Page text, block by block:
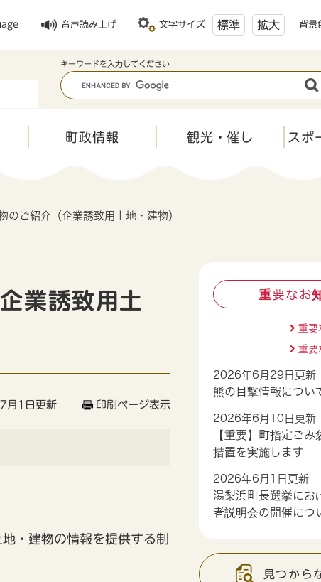
音声読み上げ 文字サイズ 標準 拡大 背景
キ
ー
ワ
ド
キーワードを入力してください
町政情報 観光・催し スポ
のご紹介（企業誘致用土地・建物）
業誘致用土
月1日更新 印刷ページ表示
・建物の情報を提供する制
重要なお
2026年6月29日更新
熊の目撃情報につい
2026年6月10日更新
【重要】町指定ご
措置を実施します
2026年6月1日更新
湯梨浜町長選挙にお
者説明会の開催につ
重要
重要
見つから